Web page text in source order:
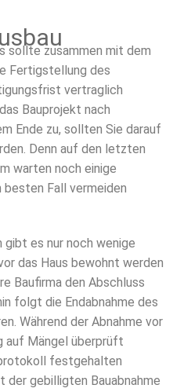
sollte zusammen mit dem
Fertigstellung des
vertraglich
Bauprojekt nach
Ende zu, sollten Sie darauf
Denn auf den letzten
warten noch einige
besten Fall vermeiden
gibt es nur noch wenige
das Haus bewohnt werden
Baufirma den Abschluss
folgt die Endabnahme des
Während der Abnahme vor
Mängel überprüft
festgehalten
der gebilligten Bauabnahme